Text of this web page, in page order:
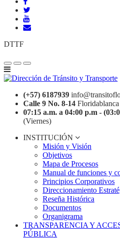
DTTF
(+57) 6187939
Calle 9 No. 8-14
07:15 a.m. a 04:00 p.m -
(Viernes)
INSTITUCIÓN
Misión y Visión
Objetivos
Mapa de Procesos
Manual de funciones y
Principios Corporativos
Direccionamiento
Reseña Histórica
Documentos
Organigrama
TRANSPARENCIA Y
PÚBLICA